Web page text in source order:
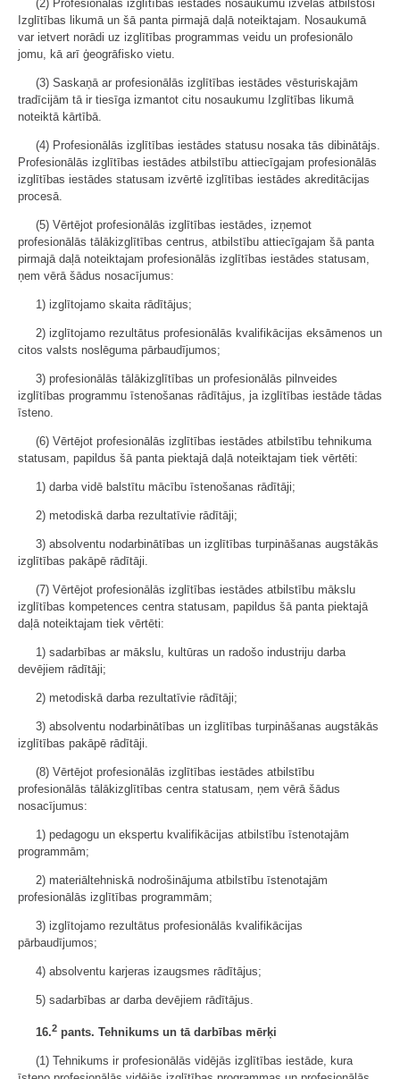
(2) Profesionālās izglītības iestādes nosaukumu izvēlas atbilstoši
Izglītības likumā un šā panta pirmajā daļā noteiktajam. Nosaukumā
var ietvert norādi uz izglītības programmas veidu un profesionālo
jomu, kā arī ģeogrāfisko vietu.
(3) Saskaņā ar profesionālās izglītības iestādes vēsturiskajām
tradīcijām tā ir tiesīga izmantot citu nosaukumu Izglītības likumā
noteiktā kārtībā.
(4) Profesionālās izglītības iestādes statusu nosaka tās dibinātājs.
Profesionālās izglītības iestādes atbilstību attiecīgajam profesionālās
izglītības iestādes statusam izvērtē izglītības iestādes akreditācijas
procesā.
(5) Vērtējot profesionālās izglītības iestādes, izņemot
profesionālās tālākizglītības centrus, atbilstību attiecīgajam šā panta
pirmajā daļā noteiktajam profesionālās izglītības iestādes statusam,
ņem vērā šādus nosacījumus:
1) izglītojamo skaita rādītājus;
2) izglītojamo rezultātus profesionālās kvalifikācijas eksāmenos un
citos valsts noslēguma pārbaudījumos;
3) profesionālās tālākizglītības un profesionālās pilnveides
izglītības programmu īstenošanas rādītājus, ja izglītības iestāde tādas
īsteno.
(6) Vērtējot profesionālās izglītības iestādes atbilstību tehnikuma
statusam, papildus šā panta piektajā daļā noteiktajam tiek vērtēti:
1) darba vidē balstītu mācību īstenošanas rādītāji;
2) metodiskā darba rezultatīvie rādītāji;
3) absolventu nodarbinātības un izglītības turpināšanas augstākās
izglītības pakāpē rādītāji.
(7) Vērtējot profesionālās izglītības iestādes atbilstību mākslu
izglītības kompetences centra statusam, papildus šā panta piektajā
daļā noteiktajam tiek vērtēti:
1) sadarbības ar mākslu, kultūras un radošo industriju darba
devējiem rādītāji;
2) metodiskā darba rezultatīvie rādītāji;
3) absolventu nodarbinātības un izglītības turpināšanas augstākās
izglītības pakāpē rādītāji.
(8) Vērtējot profesionālās izglītības iestādes atbilstību
profesionālās tālākizglītības centra statusam, ņem vērā šādus
nosacījumus:
1) pedagogu un ekspertu kvalifikācijas atbilstību īstenotajām
programmām;
2) materiāltehniskā nodrošinājuma atbilstību īstenotajām
profesionālās izglītības programmām;
3) izglītojamo rezultātus profesionālās kvalifikācijas
pārbaudījumos;
4) absolventu karjeras izaugsmes rādītājus;
5) sadarbības ar darba devējiem rādītājus.
16.2 pants. Tehnikums un tā darbības mērķi
(1) Tehnikums ir profesionālās vidējās izglītības iestāde, kura